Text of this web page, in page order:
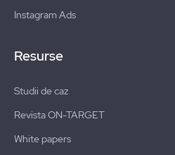
Instagram Ads
Resurse
Studii de caz
Revista ON-TARGET
White papers